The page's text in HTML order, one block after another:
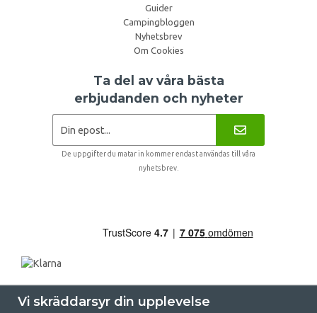
Guider
Campingbloggen
Nyhetsbrev
Om Cookies
Ta del av våra bästa
erbjudanden och nyheter
De uppgifter du matar in kommer endast användas till våra
nyhetsbrev.
Vi skräddarsyr din upplevelse